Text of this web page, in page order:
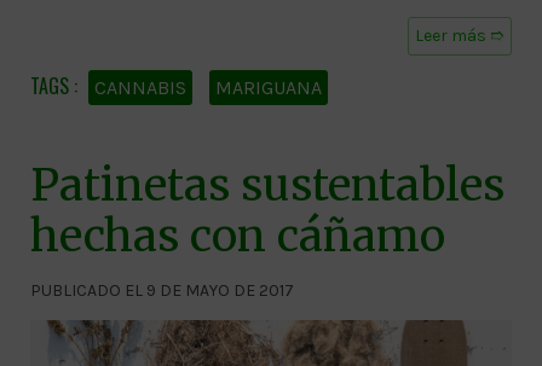
Leer más ➱
CANNABIS MARIGUANA
Patinetas sustentables
hechas con cáñamo
PUBLICADO EL 9 DE MAYO DE 2017